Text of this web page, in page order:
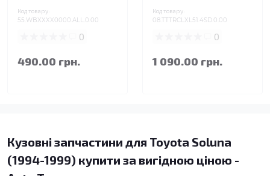
Код товару:
55.WBXXXX0000.ALL.0.00
0
490.00 грн.
Код товару:
08.TTTRCLXL51.4SD.0.00
0
1 090.00 грн.
Кузовні запчастини для Toyota Soluna
(1994-1999) купити за вигідною ціною -